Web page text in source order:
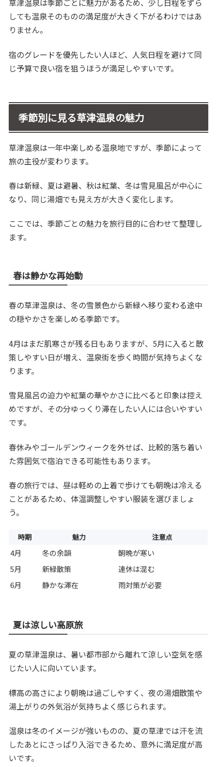
草津温泉は季節ごとに魅力があるため、少し日程をずら
しても温泉そのものの満足度が大きく下がるわけではあ
りません。
宿のグレードを優先したい人ほど、人気日程を避けて同
じ予算で良い宿を狙うほうが満足しやすいです。
季節別に見る草津温泉の魅力
草津温泉は一年中楽しめる温泉地ですが、季節によって
旅の主役が変わります。
春は新緑、夏は避暑、秋は紅葉、冬は雪見風呂が中心に
なり、同じ湯畑でも見え方が大きく変化します。
ここでは、季節ごとの魅力を旅行目的に合わせて整理し
ます。
春は静かな再始動
春の草津温泉は、冬の雪景色から新緑へ移り変わる途中
の穏やかさを楽しめる季節です。
4月はまだ肌寒さが残る日もありますが、5月に入ると散
策しやすい日が増え、温泉街を歩く時間が気持ちよくな
ります。
雪見風呂の迫力や紅葉の華やかさに比べると印象は控え
めですが、その分ゆっくり滞在したい人には合いやすい
です。
春休みやゴールデンウィークを外せば、比較的落ち着い
た雰囲気で宿泊できる可能性もあります。
春の旅行では、昼は軽めの上着で歩けても朝晩は冷える
ことがあるため、体温調整しやすい服装を選びましょ
う。
時期 魅力 注意点
4月 冬の余韻
朝晩が寒い
5月
新緑散策
連休は混む
6月
静かな滞在 雨対策が必要
夏は涼しい高原旅
夏の草津温泉は、暑い都市部から離れて涼しい空気を感
じたい人に向いています。
標高の高さにより朝晩は過ごしやすく、夜の湯畑散策や
湯上がりの外気浴が気持ちよく感じられます。
温泉は冬のイメージが強いものの、夏の草津では汗を流
したあとにさっぱり入浴できるため、意外に満足度が高
いです。